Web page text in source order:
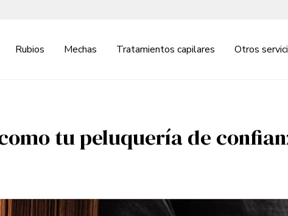
Rubios Mechas Tratamientos capilares Otros
tu peluquería de